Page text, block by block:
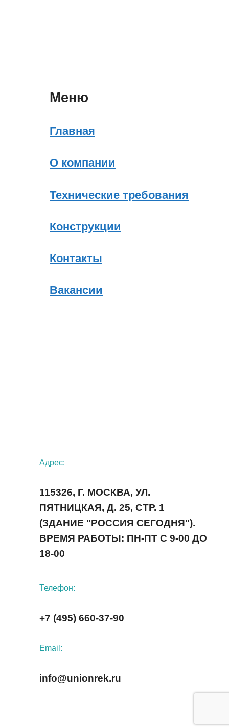
Меню
Главная
О компании
Технические требования
Конструкции
Контакты
Вакансии
Адрес:
115326, Г. МОСКВА, УЛ.
ПЯТНИЦКАЯ, Д. 25, СТР. 1
(ЗДАНИЕ "РОССИЯ СЕГОДНЯ").
ВРЕМЯ РАБОТЫ: ПН-ПТ С 9-00 ДО
18-00
Телефон:
+7 (495) 660-37-90
Email:
info@unionrek.ru